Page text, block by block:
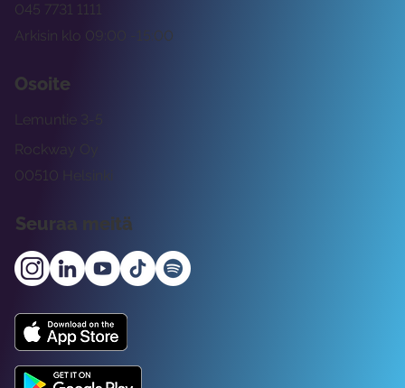
Arkisin klo 09:00 -15:00
045 7731 1111
Osoite
Rockway Oy
Lemuntie 3-5
00510 Helsinki
Seuraa meitä